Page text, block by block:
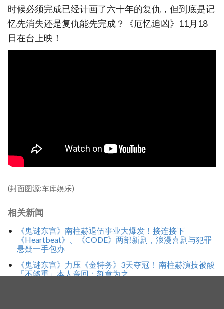
时候必须完成已经计画了六十年的复仇，但到底是记
忆先消失还是复仇能先完成？《厄忆追凶》11月18
日在台上映！
(封面图源:车库娱乐)
相关新闻
《鬼谜东宫》南柱赫退伍事业大爆发！接连接下
《Heartbeat》、《CODE》两部新剧，浪漫喜剧与犯罪
悬疑一手包办
《鬼谜东宫》力压《金特务》3天夺冠！ 南柱赫演技被酸
「不够重」本人亲回：刻意为之